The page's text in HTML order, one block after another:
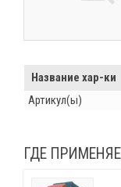
Название хар-ки
Артикул(ы)
ГДЕ